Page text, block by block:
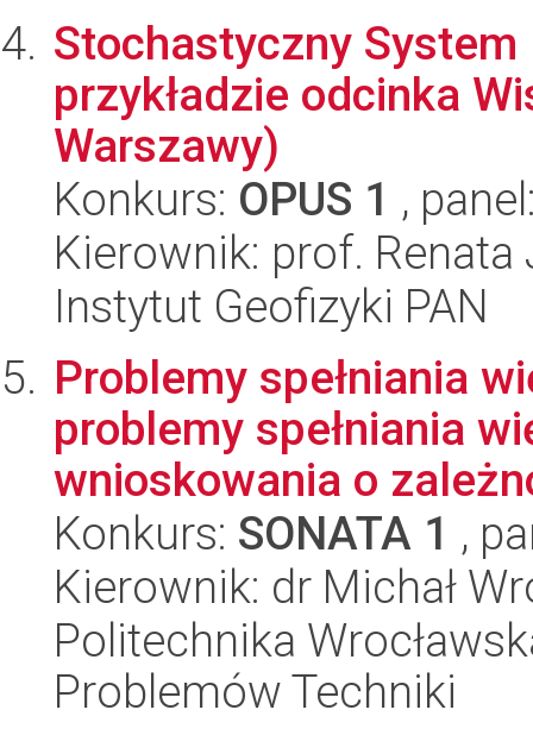
Stochastyczny
przykładzie odcinka
Warszawy)
Konkurs: OPUS 1 ,
Kierownik: prof.
Instytut Geofizyki PAN
Problemy spełniania
problemy spełniania
wnioskowania o
Konkurs: SONATA 1 ,
Kierownik: dr Michał
Politechnika
Problemów Techniki